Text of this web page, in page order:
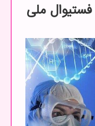
ملی